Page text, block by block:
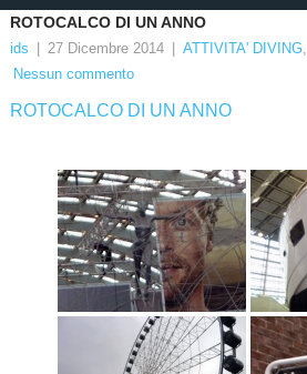
ROTOCALCO DI UN ANNO
ids 27 Dicembre 2014 ATTIVITA' DIVING,
Nessun commento
ROTOCALCO DI UN ANNO